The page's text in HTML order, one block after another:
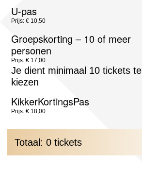
U-pas
Prijs: € 10,50
Groepskorting – 10 of meer
personen
Prijs: € 17,00
Je dient minimaal 10 tickets te
kiezen
KikkerKortingsPas
Prijs: € 18,00
Totaal: 0 tickets